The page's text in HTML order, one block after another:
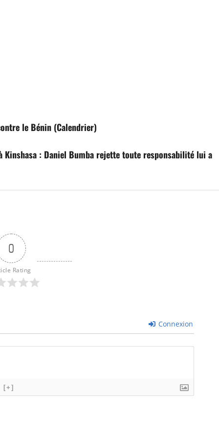
le Bénin (Calendrier)
: Daniel Bumba rejette toute responsabilité lui a
0
Rating
Connexion
[+]